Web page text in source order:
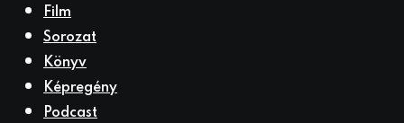
Film
Sorozat
Könyv
Képregény
Podcast